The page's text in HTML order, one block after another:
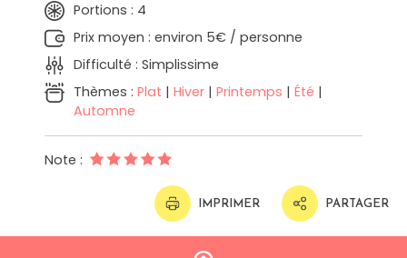
Portions : 4
Prix moyen : environ 5€ / personne
Difficulté : Simplissime
Thèmes : Plat | Hiver | Printemps | Été |
Automne
Note :
IMPRIMER PARTAGER